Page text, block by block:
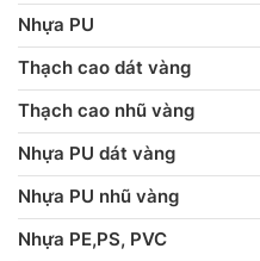
Nhựa PU
Thạch cao dát vàng
Thạch cao nhũ vàng
Nhựa PU dát vàng
Nhựa PU nhũ vàng
Nhựa PE,PS, PVC